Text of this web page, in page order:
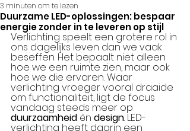
Duurzame LED-oplossingen: bespaar
energie zonder in te leveren op stijl
3 minuten om te lezen
Verlichting speelt een grotere rol in
ons dagelijks leven dan we vaak
beseffen. Het bepaalt niet alleen
hoe we een ruimte zien, maar ook
hoe we die ervaren. Waar
verlichting vroeger vooral draaide
om functionaliteit, ligt de focus
vandaag steeds meer op
duurzaamheid én design. LED-
verlichting heeft daarin een